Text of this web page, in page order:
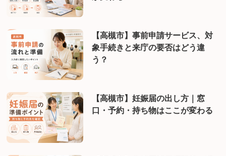
【高槻市】事前申請サービス、対
象手続きと来庁の要否はどう違
う？
【高槻市】妊娠届の出し方｜窓
口・予約・持ち物はここが変わる